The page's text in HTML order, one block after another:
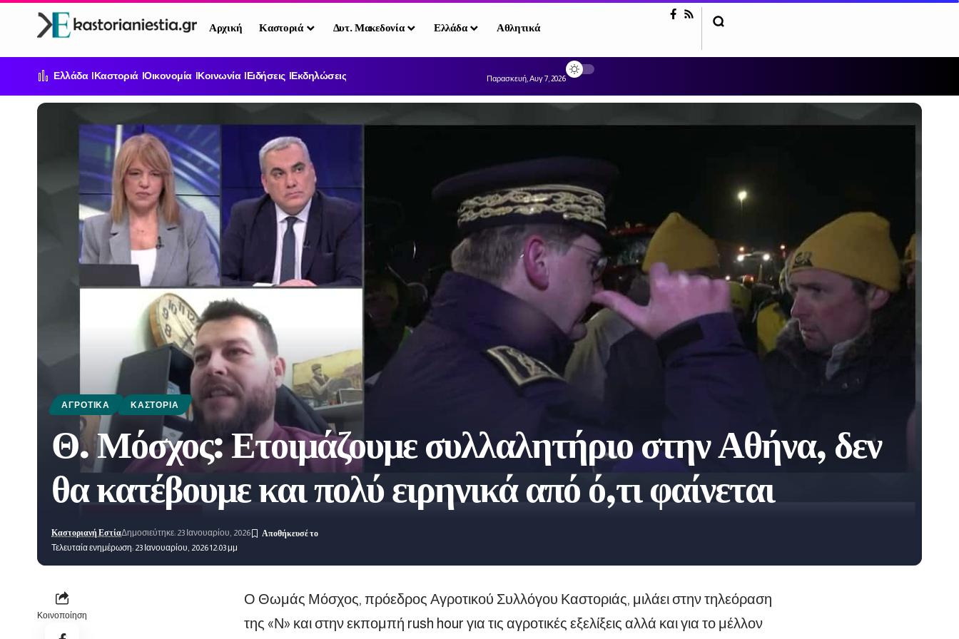
Αρχική Καστοριά Δυτ. Μακεδονία Ελλάδα Αθλητικά
Ελλάδα Καστοριά Οικονομία Κοινωνία Ειδήσεις Εκδηλώσεις Παρασκευή, Αυγ 7, 2026
ΑΓΡΟΤΙΚΆ ΚΑΣΤΟΡΙΆ
Θ. Μόσχος: Ετοιμάζουμε συλλαλητήριο στην Αθήνα, δεν
θα κατέβουμε και πολύ ειρηνικά από ό,τι φαίνεται
Τελευταία ενημέρωση: 23 Ιανουαρίου, 2026 12:03 μμ
Καστοριανή ΕστίαΔημοσιεύτηκε: 23 Ιανουαρίου, 2026
Κοινοποίηση
Ο Θωμάς Μόσχος, πρόεδρος Αγροτικού Συλλόγου Καστοριάς, μιλάει στην τηλεόραση
της «Ν» και στην εκπομπή rush hour για τις αγροτικές εξελίξεις αλλά και για το μέλλον